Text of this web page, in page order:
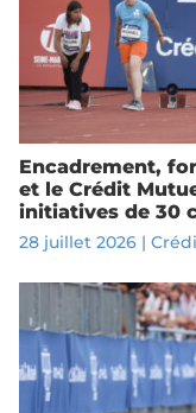
Encadrement,
et le Crédit
initiatives de 30
28 juillet 2026|